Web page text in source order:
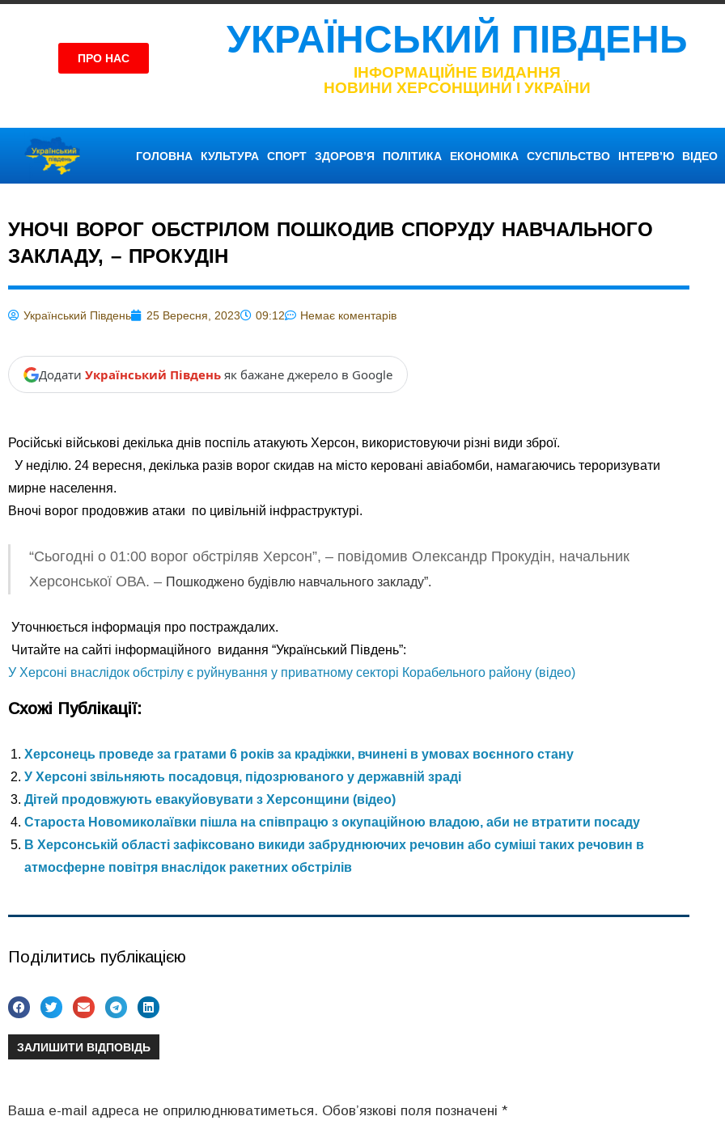
ПРО НАС УКРАЇНСЬКИЙ ПІВДЕНЬ
ІНФОРМАЦІЙНЕ ВИДАННЯ
НОВИНИ ХЕРСОНЩИНИ І УКРАЇНИ
ГОЛОВНА КУЛЬТУРА СПОРТ ЗДОРОВ’Я ПОЛІТИКА ЕКОНОМІКА СУСПІЛЬСТВО ІНТЕРВ’Ю ВІДЕО
УНОЧІ ВОРОГ ОБСТРІЛОМ ПОШКОДИВ СПОРУДУ НАВЧАЛЬНОГО
ЗАКЛАДУ, – ПРОКУДІН
Український Південь 25 Вересня, 2023 09:12 Немає коментарів
Додати Український Південь як бажане джерело в Google
Російські військові декілька днів поспіль атакують Херсон, використовуючи різні види зброї.
У неділю. 24 вересня, декілька разів ворог скидав на місто керовані авіабомби, намагаючись тероризувати
мирне населення.
Вночі ворог продовжив атаки по цивільній інфраструктурі.
“Сьогодні о 01:00 ворог обстріляв Херсон”, – повідомив Олександр Прокудін, начальник
Херсонської ОВА. – Пошкоджено будівлю навчального закладу”.
Уточнюється інформація про постраждалих.
Читайте на сайті інформаційного видання “Український Південь”:
У Херсоні внаслідок обстрілу є руйнування у приватному секторі Корабельного району (відео)
Схожі Публікації:
Херсонець проведе за гратами 6 років за крадіжки, вчинені в умовах воєнного стану
У Херсоні звільняють посадовця, підозрюваного у державній зраді
Дітей продовжують евакуйовувати з Херсонщини (відео)
Староста Новомиколаївки пішла на співпрацю з окупаційною владою, аби не втратити посаду
В Херсонській області зафіксовано викиди забруднюючих речовин або суміші таких речовин в
атмосферне повітря внаслідок ракетних обстрілів
Поділитись публікацією
ЗАЛИШИТИ ВІДПОВІДЬ
Ваша e-mail адреса не оприлюднюватиметься. Обов’язкові поля позначені *